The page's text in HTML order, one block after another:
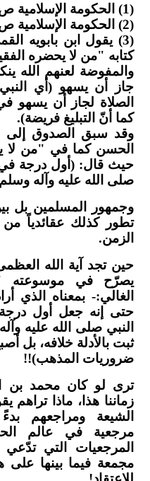
(1) الحكومة الإسلامية ص95
(2) الحكومة الإسلامية ص52
(3) يقول ابن بابويه
والمفوضة لعنهم الله
جاز أن يسهو (أي
الصلاة لجاز أن يسهو
كما أنّ التبليغ فريضة).
وقد سبق الصدوق إلى
حيث قال: (أول درجة في
صلى الله عليه وآله
تطور كذلك عقائدياً
الزمن.
حين تجد آية الله
الغالي:- بمعناه الذي
حتى إنه جعل أول
النبي صلى الله عليه
ثبت بالأدلة خلافه، بل
ضروريات المذهب)!!
ترى لو كان محمد بن
زماننا هذا، ماذا
الشيعة ومراجعهم
مرجعية في عالم
المرجعيات التي
مجمعة فيما بينها على